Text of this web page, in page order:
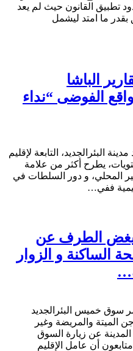
تطبيق القانون حيث لم يعد
ما امتد ليشمل
الباشا
الفوضى “نداء
البئرالجديد، التابعة لإقليم
يطرح أكثر من علامة
المحلي، و دور السلطات في
ففي…
يغض الطرف عن
الساكنة و الزوار
سوق خميس البئرالجديد
الميتة والمريضة وغير
المدينة عن زيارة السوق
أن عامل الإقليم